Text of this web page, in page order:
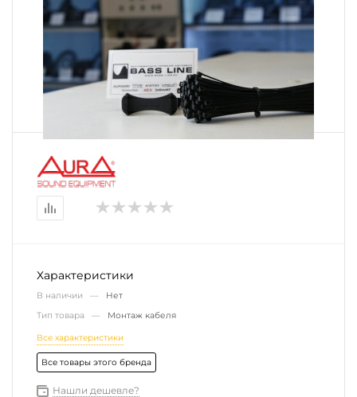
Характеристики
В наличии — Нет
Тип товара — Монтаж кабеля
Все характеристики
Все товары этого бренда
Нашли дешевле?